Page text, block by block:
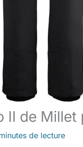
II de
de lecture